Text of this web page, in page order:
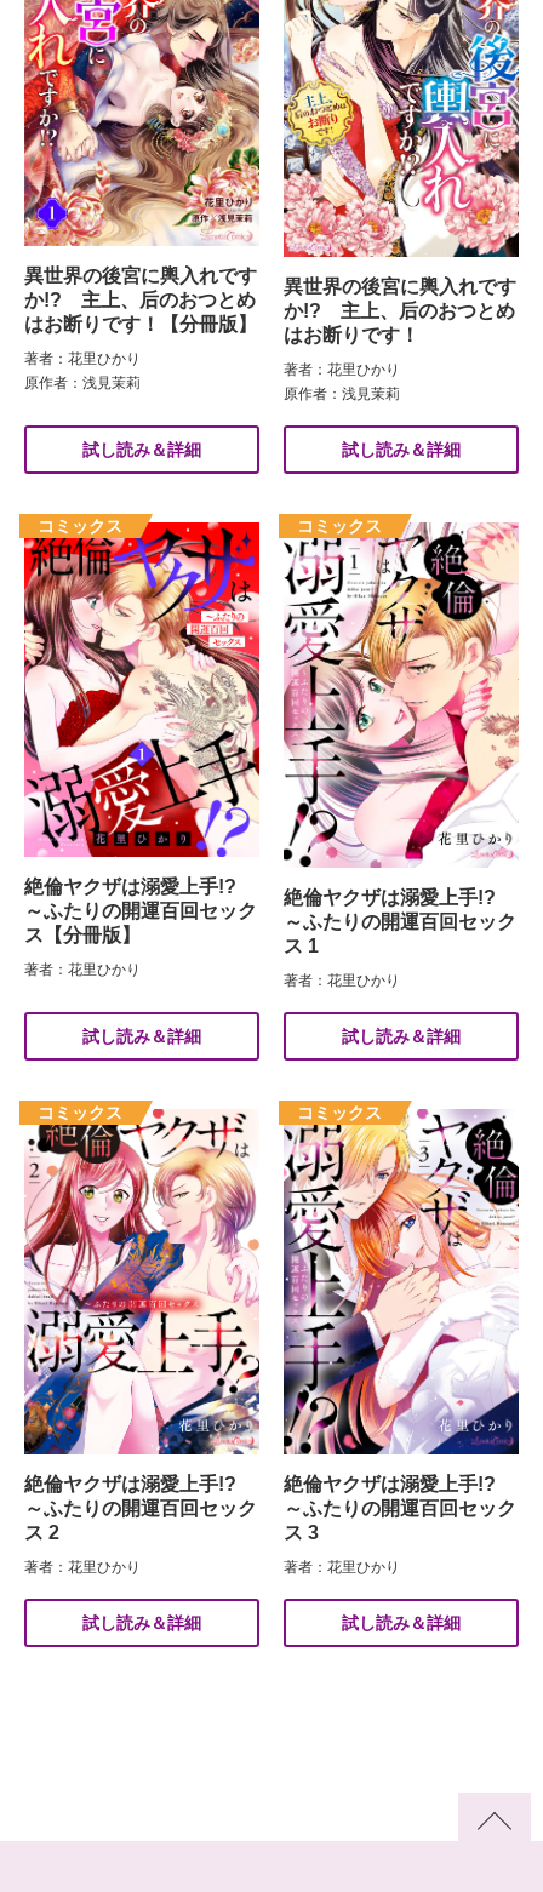
異世界の後宮に輿入れです
か!? 主上、后のおつとめ
はお断りです！【分冊版】
著者：花里ひかり
原作者：浅見茉莉
試し読み＆詳細
異世界の後宮に輿入れです
か!? 主上、后のおつとめ
はお断りです！
著者：花里ひかり
原作者：浅見茉莉
試し読み＆詳細
絶倫ヤクザは溺愛上手!?
～ふたりの開運百回セック
ス【分冊版】
著者：花里ひかり
試し読み＆詳細
絶倫ヤクザは溺愛上手!?
～ふたりの開運百回セック
ス 1
著者：花里ひかり
試し読み＆詳細
絶倫ヤクザは溺愛上手!?
～ふたりの開運百回セック
ス 2
著者：花里ひかり
試し読み＆詳細
絶倫ヤクザは溺愛上手!?
～ふたりの開運百回セック
ス 3
著者：花里ひかり
試し読み＆詳細